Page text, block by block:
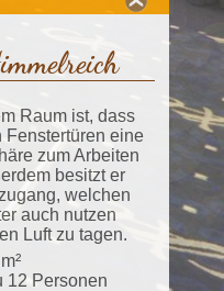
Raum ist, dass
Fenstertüren eine
zum Arbeiten
besitzt er
welchen
auch nutzen
Luft zu tagen.
12 Personen